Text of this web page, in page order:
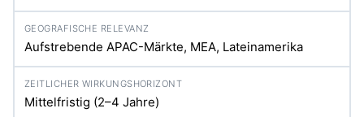
Aufstrebende APAC-Märkte, MEA, Lateinamerika
Mittelfristig (2–4 Jahre)